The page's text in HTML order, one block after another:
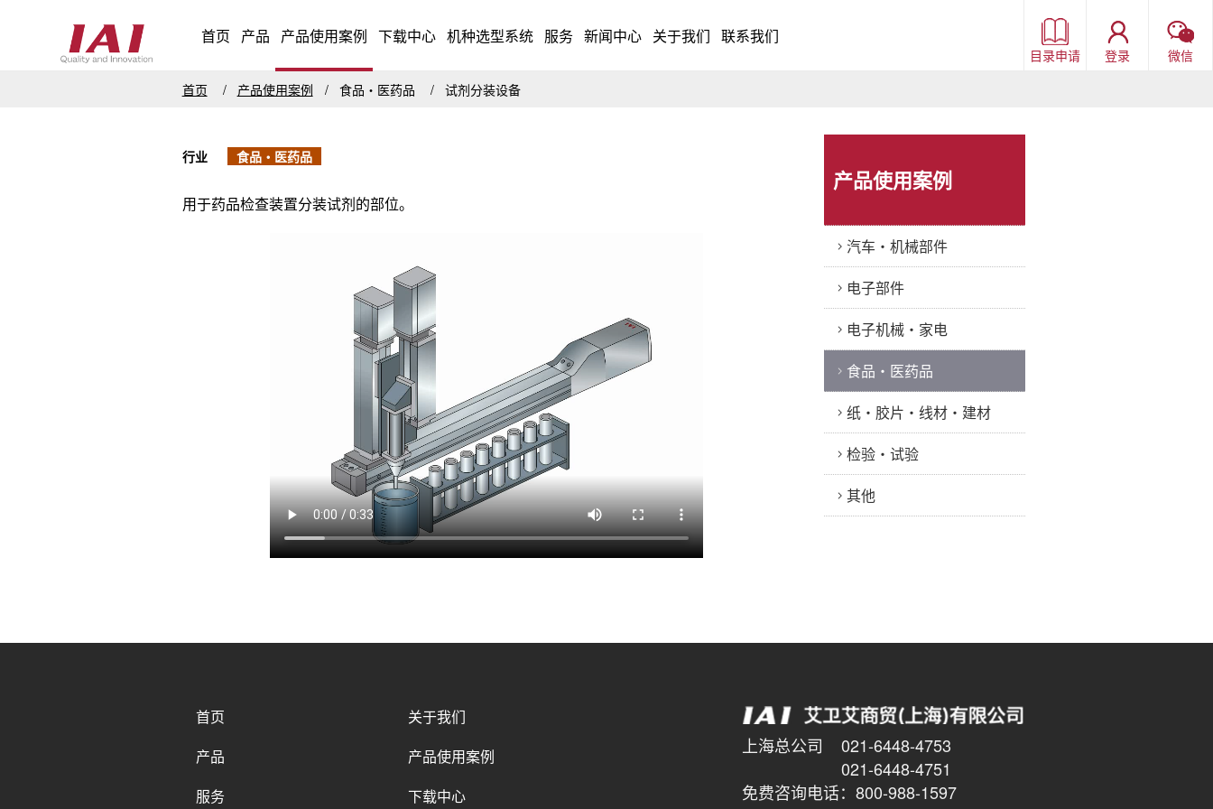
首页 产品 产品使用案例 下载中心 机种选型系统 服务 新闻中心 关于我们 联系我们
目录申请 登录
微信
首页
产品使用案例 食品・医药品 试剂分装设备
行业 食品・医药品
用于药品检查装置分装试剂的部位。
产品使用案例
汽车・机械部件
电子部件
电子机械・家电
食品・医药品
纸・胶片・线材・建材
检验・试验
其他
首页
产品
服务
关于我们
产品使用案例
下载中心
上海总公司 021-6448-4753
021-6448-4751
免费咨询电话：800-988-1597